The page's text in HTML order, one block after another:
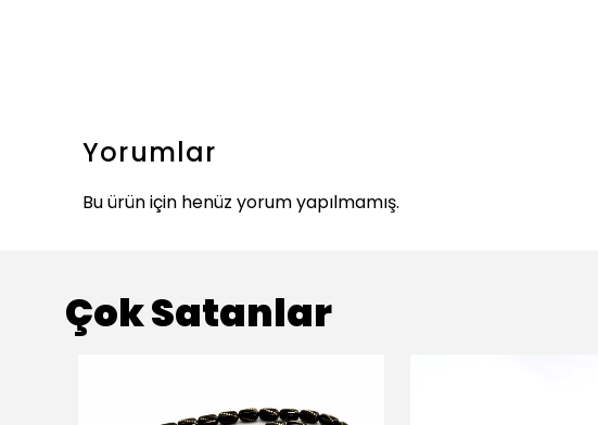
Yorumlar
Bu ürün için henüz yorum yapılmamış.
Çok Satanlar